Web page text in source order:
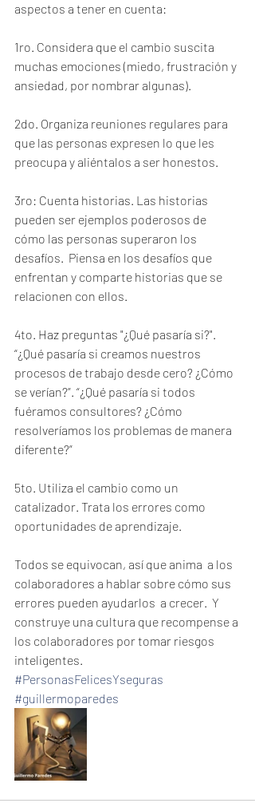
aspectos a tener en cuenta:
1ro. Considera que el cambio suscita
muchas emociones (miedo, frustración y
ansiedad, por nombrar algunas).
2do. Organiza reuniones regulares para
que las personas expresen lo que les
preocupa y aliéntalos a ser honestos.
3ro: Cuenta historias. Las historias
pueden ser ejemplos poderosos de
cómo las personas superaron los
desafíos.  Piensa en los desafíos que
enfrentan y comparte historias que se
relacionen con ellos.
4to. Haz preguntas "¿Qué pasaría si?".
“¿Qué pasaría si creamos nuestros
procesos de trabajo desde cero? ¿Cómo
se verían?”. “¿Qué pasaría si todos
fuéramos consultores? ¿Cómo
resolveríamos los problemas de manera
diferente?”
5to. Utiliza el cambio como un
catalizador. Trata los errores como
oportunidades de aprendizaje.
Todos se equivocan, así que anima  a los
colaboradores a hablar sobre cómo sus
errores pueden ayudarlos  a crecer.  Y
construye una cultura que recompense a
los colaboradores por tomar riesgos
inteligentes.
#PersonasFelicesYseguras
#guillermoparedes